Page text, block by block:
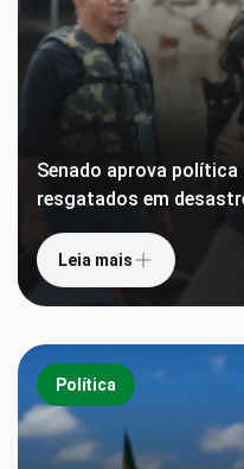
Senado aprova
resgatados em
Leia mais
Política